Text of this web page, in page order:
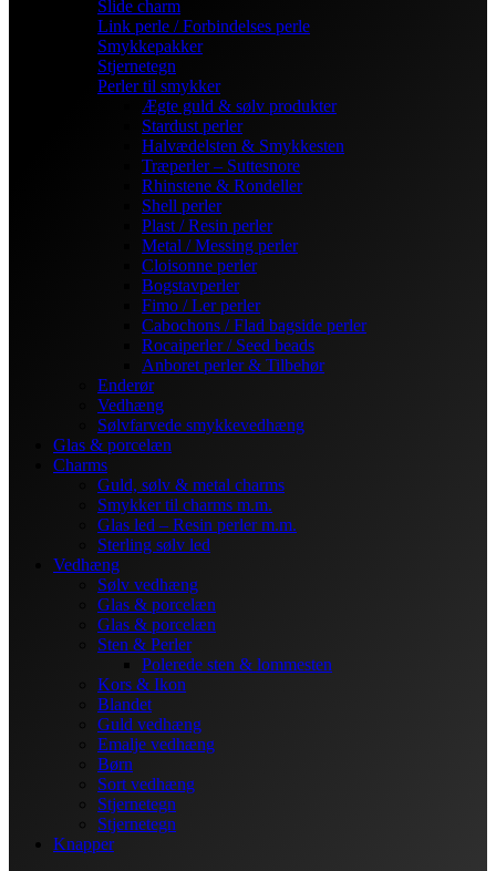
Slide charm
Link perle / Forbindelses perle
Smykkepakker
Stjernetegn
Perler til smykker
Ægte guld & sølv produkter
Stardust perler
Halvædelsten & Smykkesten
Træperler – Suttesnore
Rhinstene & Rondeller
Shell perler
Plast / Resin perler
Metal / Messing perler
Cloisonne perler
Bogstavperler
Fimo / Ler perler
Cabochons / Flad bagside perler
Rocaiperler / Seed beads
Anboret perler & Tilbehør
Enderør
Vedhæng
Sølvfarvede smykkevedhæng
Glas & porcelæn
Charms
Guld, sølv & metal charms
Smykker til charms m.m.
Glas led – Resin perler m.m.
Sterling sølv led
Vedhæng
Sølv vedhæng
Glas & porcelæn
Glas & porcelæn
Sten & Perler
Polerede sten & lommesten
Kors & Ikon
Blandet
Guld vedhæng
Emalje vedhæng
Børn
Sort vedhæng
Stjernetegn
Stjernetegn
Knapper